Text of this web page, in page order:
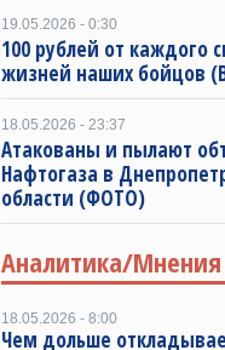
19.05.2026 - 0:30
100 рублей от каждого
жизней наших бойцов
18.05.2026 - 23:37
Атакованы и пылают
Нафтогаза в
области (ФОТО)
Аналитика/Мнения
18.05.2026 - 8:00
Чем дольше